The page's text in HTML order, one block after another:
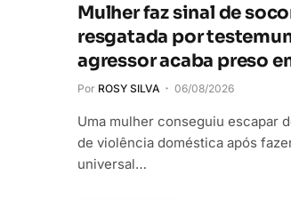
Mulher faz sinal de
resgatada por
agressor acaba preso
Por ROSY SILVA 06/08/2026
Uma mulher conseguiu escapar
de violência doméstica após
universal…